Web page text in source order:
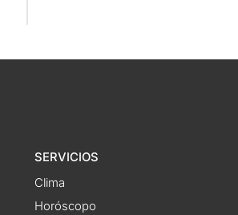
SERVICIOS
Clima
Horóscopo